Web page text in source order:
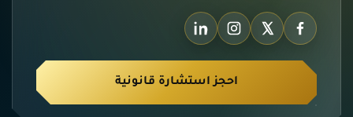
احجز استشارة قانونية